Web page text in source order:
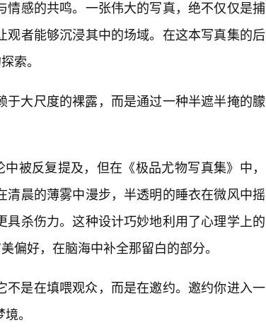
感的共鸣。一张伟大的写真，绝不仅仅是捕
者能够沉浸其中的场域。在这本写真集的后
索。
大尺度的裸露，而是通过一种半遮半掩的朦
被反复提及，但在《极品尤物写真集》中，
晨的薄雾中漫步，半透明的睡衣在微风中摇
杀伤力。这种设计巧妙地利用了心理学上的
偏好，在脑海中补全那留白的部分。
是在填喂观众，而是在邀约。邀约你进入一
。